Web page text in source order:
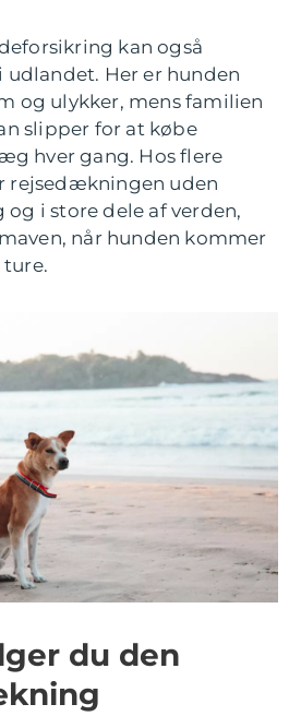
kan også
Her er hunden
og ulykker, mens familien
slipper for at købe
hver gang. Hos flere
rejsedækningen uden
i store dele af verden,
når hunden kommer
du den